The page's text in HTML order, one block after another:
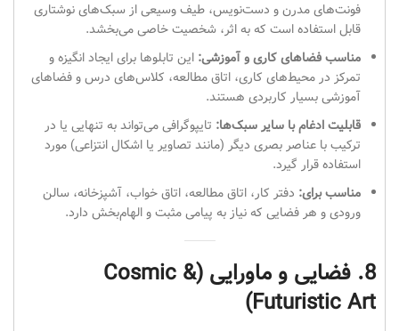
فونت‌های مدرن و دست‌نویس، طیف وسیعی از سبک‌های نوشتاری
قابل استفاده است که به اثر، شخصیت خاصی می‌بخشد.
مناسب فضاهای کاری و آموزشی: این تابلوها برای ایجاد انگیزه و
تمرکز در محیط‌های کاری، اتاق مطالعه، کلاس‌های درس و فضاهای
آموزشی بسیار کاربردی هستند.
قابلیت ادغام با سایر سبک‌ها: تایپوگرافی می‌تواند به تنهایی یا در
ترکیب با عناصر بصری دیگر (مانند تصاویر یا اشکال انتزاعی) مورد
استفاده قرار گیرد.
مناسب برای: دفتر کار، اتاق مطالعه، اتاق خواب، آشپزخانه، سالن
ورودی و هر فضایی که نیاز به پیامی مثبت و الهام‌بخش دارد.
8. فضایی و ماورایی (Cosmic &
Futuristic Art)